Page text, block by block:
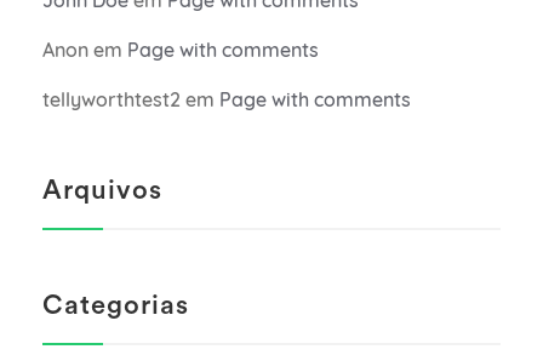
Anon em Page with comments
tellyworthtest2 em Page with comments
Arquivos
Categorias